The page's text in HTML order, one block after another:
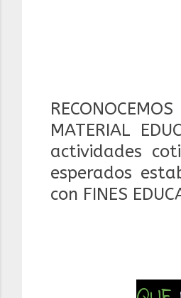
MATERIAL
actividades
esperados
con FINES